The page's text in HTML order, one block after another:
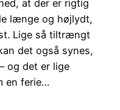
at der er rigtig
længe og højlydt,
Lige så tiltrængt
det også synes,
og det er lige
en ferie…